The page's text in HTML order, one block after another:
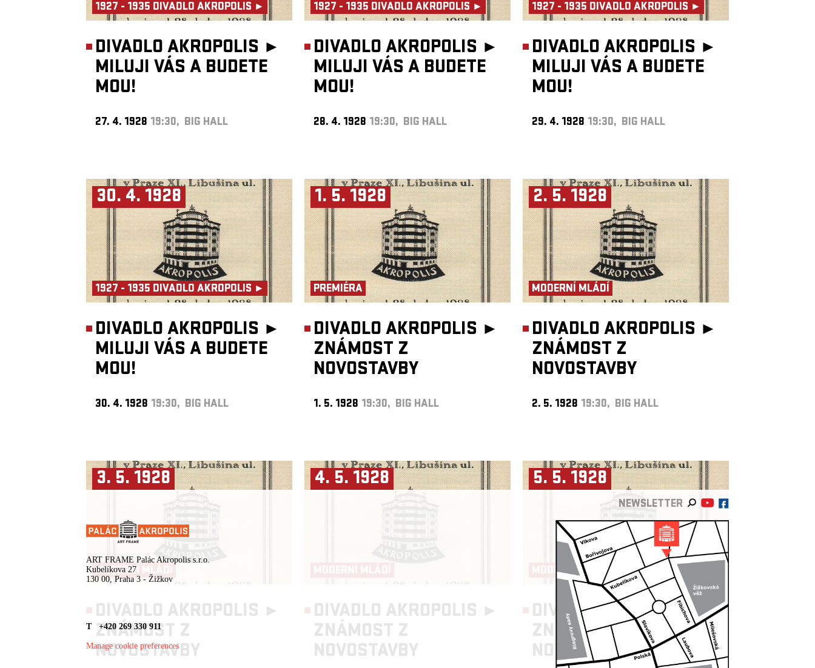
1927 - 1935 DIVADLO AKROPOLIS ►
DIVADLO AKROPOLIS ►
MILUJI VÁS A BUDETE
MOU!
27. 4. 1928 19:30, BIG HALL
1927 - 1935 DIVADLO AKROPOLIS ►
DIVADLO AKROPOLIS ►
MILUJI VÁS A BUDETE
MOU!
28. 4. 1928 19:30, BIG HALL
1927 - 1935 DIVADLO AKROPOLIS ►
DIVADLO AKROPOLIS ►
MILUJI VÁS A BUDETE
MOU!
29. 4. 1928 19:30, BIG HALL
30. 4. 1928
1927 - 1935 DIVADLO AKROPOLIS ►
DIVADLO AKROPOLIS ►
MILUJI VÁS A BUDETE
MOU!
30. 4. 1928 19:30, BIG HALL
1. 5. 1928
PREMIÉRA
DIVADLO AKROPOLIS ►
ZNÁMOST Z
NOVOSTAVBY
1. 5. 1928 19:30, BIG HALL
2. 5. 1928
MODERNÍ MLÁDÍ
DIVADLO AKROPOLIS ►
ZNÁMOST Z
NOVOSTAVBY
2. 5. 1928 19:30, BIG HALL
3. 5. 1928
MODERNÍ MLÁDÍ
DIVADLO AKROPOLIS ►
ZNÁMOST Z
NOVOSTAVBY
4. 5. 1928
DIVADLO AKROPOLIS ►
ZNÁMOST Z
NOVOSTAVBY
5. 5. 1928
MODERNÍ MLÁDÍ
DIVADLO AKROPOLIS ►
ZNÁMOST Z
NOVOSTAVBY
NEWSLETTER
ART FRAME Palác Akropolis s.r.o.
Kubelíkova 27
130 00, Praha 3 - Žižkov
T +420 269 330 911
Manage cookie preferences